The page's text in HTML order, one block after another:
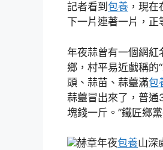
記者看到 包養 ，現
下一片連著一片，
年夜蒜曾有一個網紅
鄉，村平易近戲稱的
頭、蒜苗、蒜薹滿包
蒜薹冒出來了，普
塊錢一斤。”鐵匠鄉
赫章年夜包養山深